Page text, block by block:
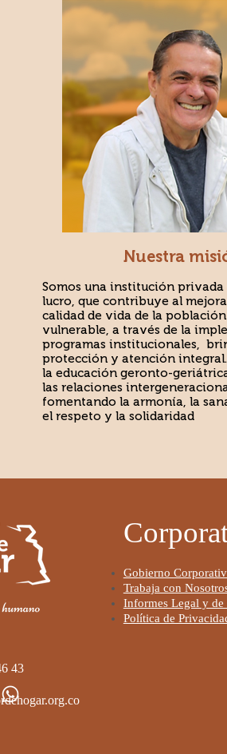
Nuestra
Somos una institución privada
lucro, que contribuye al
calidad de vida de la
vulnerable, a través de la
programas institucionales,
protección y atención
la educación geronto-
las relaciones
fomentando la armonía, la
el respeto y la solidaridad
43
Gobierno
Trabaja con
Informes Legal y de
Política de